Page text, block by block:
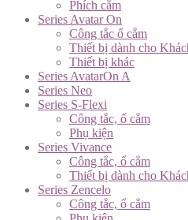
Phích cắm
Series Avatar On
Công tắc ổ cắm
Thiết bị dành cho
Thiết bị khác
Series AvatarOn A
Series Neo
Series S-Flexi
Công tắc, ổ cắm
Phụ kiện
Series Vivance
Công tắc, ổ cắm
Thiết bị dành cho
Series Zencelo
Công tắc, ổ cắm